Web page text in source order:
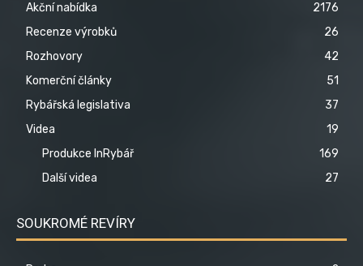
Akční nabídka
2176
Recenze výrobků
26
Rozhovory
42
Komerční články
51
Rybářská legislativa
37
Videa
19
Produkce InRybář
169
Další videa
27
SOUKROMÉ REVÍRY